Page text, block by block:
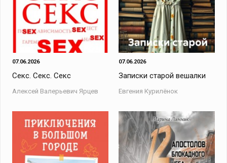
07.06.2026
Секс. Секс. Секс
Алексей Валерьевич Ярцев
07.06.2026
Записки старой вешалки
Евгения Курилёнок